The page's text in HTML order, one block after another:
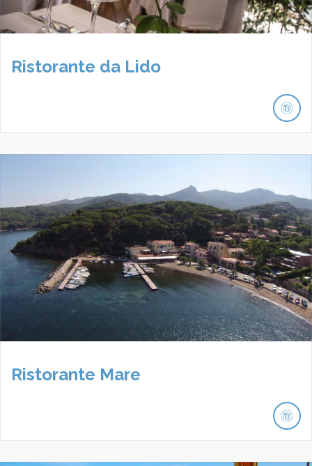
Ristorante da Lido
Ristorante Mare